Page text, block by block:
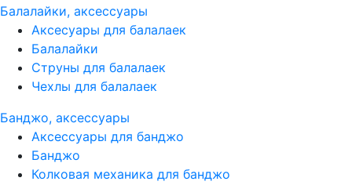
Балалайки, аксессуары
Аксесуары для балалаек
Балалайки
Струны для балалаек
Чехлы для балалаек
Банджо, аксессуары
Аксессуары для банджо
Банджо
Колковая механика для банджо